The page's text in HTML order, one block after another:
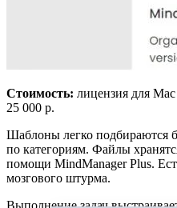
Стоимость: лицензия для
25 000 р.
Шаблоны легко подбираются
по категориям. Файлы
помощи MindManager Plus.
мозгового штурма.